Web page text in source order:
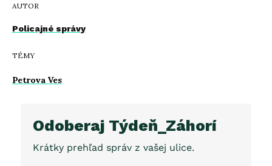
AUTOR
Policajné správy
TÉMY
Petrova Ves
Odoberaj Týdeň_Záhorí
Krátky prehľad správ z vašej ulice.